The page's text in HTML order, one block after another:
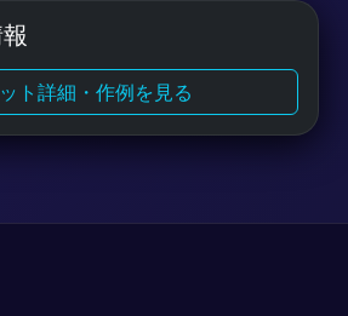
ト詳細・作例を見る